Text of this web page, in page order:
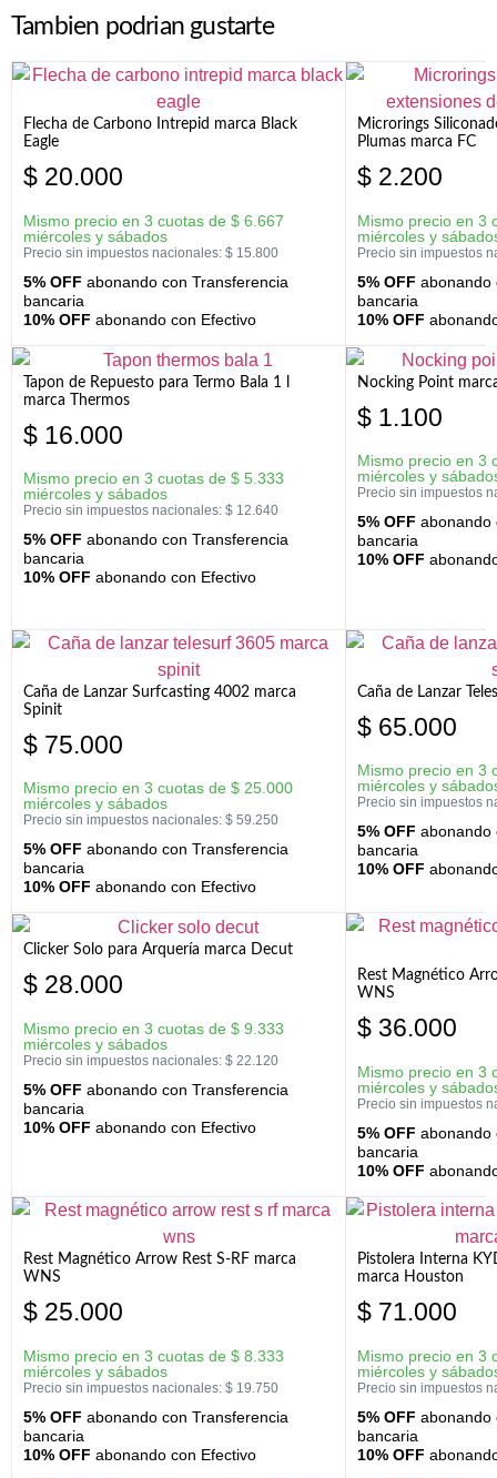
Tambien podrian gustarte
Flecha de Carbono Intrepid marca Black
Eagle
$ 20.000
Mismo precio en 3 cuotas de $ 6.667
miércoles y sábados
Precio sin impuestos nacionales: $ 15.800
5% OFF abonando con Transferencia
bancaria
10% OFF abonando con Efectivo
Microrings
Plumas marca FC
$ 2.200
Mismo precio en 3
miércoles y
Precio sin impuestos
5% OFF abonando
bancaria
10% OFF
Tapon de Repuesto para Termo Bala 1 l
marca Thermos
$ 16.000
Mismo precio en 3 cuotas de $ 5.333
miércoles y sábados
Precio sin impuestos nacionales: $ 12.640
5% OFF abonando con Transferencia
bancaria
10% OFF abonando con Efectivo
Nocking Point
$ 1.100
Mismo precio en 3
miércoles y
Precio sin impuestos
5% OFF abonando
bancaria
10% OFF
Caña de Lanzar Surfcasting 4002 marca
Spinit
$ 75.000
Mismo precio en 3 cuotas de $ 25.000
miércoles y sábados
Precio sin impuestos nacionales: $ 59.250
5% OFF abonando con Transferencia
bancaria
10% OFF abonando con Efectivo
Caña de Lanzar
$ 65.000
Mismo precio en 3
miércoles y
Precio sin impuestos
5% OFF abonando
bancaria
10% OFF
Clicker Solo para Arquería marca Decut
$ 28.000
Mismo precio en 3 cuotas de $ 9.333
miércoles y sábados
Precio sin impuestos nacionales: $ 22.120
5% OFF abonando con Transferencia
bancaria
10% OFF abonando con Efectivo
Rest Magnético
WNS
$ 36.000
Mismo precio en 3
miércoles y
Precio sin impuestos
5% OFF abonando
bancaria
10% OFF
Rest Magnético Arrow Rest S-RF marca
WNS
$ 25.000
Mismo precio en 3 cuotas de $ 8.333
miércoles y sábados
Precio sin impuestos nacionales: $ 19.750
5% OFF abonando con Transferencia
bancaria
10% OFF abonando con Efectivo
Pistolera Interna
marca Houston
$ 71.000
Mismo precio en 3
miércoles y
Precio sin impuestos
5% OFF abonando
bancaria
10% OFF